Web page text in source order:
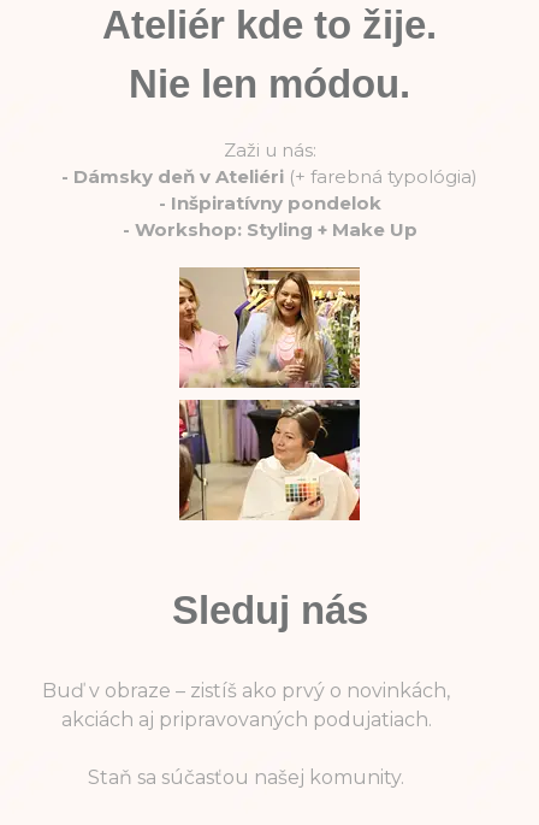
Ateliér kde to žije.
Nie len módou.
Zaži u nás:
- Dámsky deň v Ateliéri (+ farebná typológia)
- Inšpiratívny pondelok
- Workshop: Styling + Make Up
Sleduj nás
Buď v obraze – zistíš ako prvý o novinkách,
akciách aj pripravovaných podujatiach.
Staň sa súčasťou našej komunity.